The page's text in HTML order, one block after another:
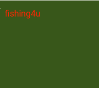
fishing4u